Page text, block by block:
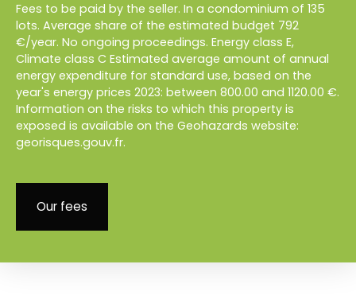
Fees to be paid by the seller. In a condominium of 135
lots. Average share of the estimated budget 792
€/year. No ongoing proceedings. Energy class E,
Climate class C Estimated average amount of annual
energy expenditure for standard use, based on the
year's energy prices 2023: between 800.00 and 1120.00 €.
Information on the risks to which this property is
exposed is available on the Geohazards website:
georisques.gouv.fr.
Our fees